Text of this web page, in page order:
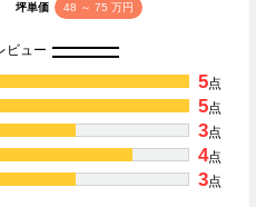
坪単価 48 ～ 75 万円
ビュー
5点
5点
3点
4点
3点